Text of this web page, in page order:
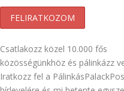
Csatlakozz közel 10.000 fős
közösségünkhöz és pálinkázz
Iratkozz fel a